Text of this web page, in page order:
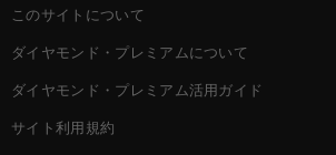
このサイトについて
ダイヤモンド・プレミアムについて
ダイヤモンド・プレミアム活用ガイド
サイト利用規約